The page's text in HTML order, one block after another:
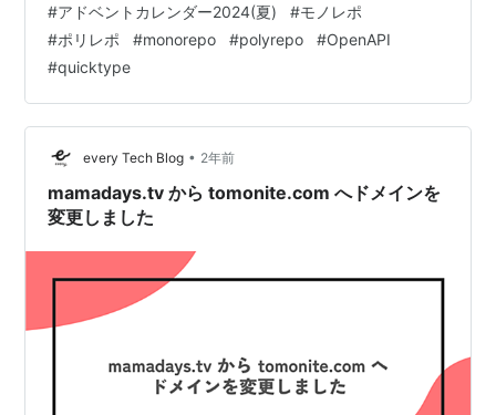
させていただきます． はじめに 私事ですが，夏の兆しを
感じ始めたタイミングでトモニテ開発部からDELISH
KITCHEN開発部に異動しました． 異動後も新規プロダク
トの開発に携わっており，有り難いことに大部分を任せ
ていただいてい…
#アドベントカレンダー2024(夏) #モノレポ
#ポリレポ #monorepo #polyrepo #OpenAPI
#quicktype
every Tech Blog • 2年前
mamadays.tv から tomonite.com へドメインを
変更しました